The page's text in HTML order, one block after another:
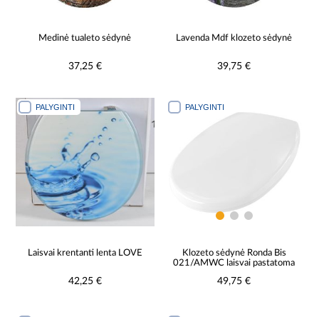
Medinė tualeto sėdynė
37,25 €
Lavenda Mdf klozeto sėdynė
39,75 €
PALYGINTI
Laisvai krentanti lenta LOVE
42,25 €
PALYGINTI
Klozeto sėdynė Ronda Bis
021/AMWC laisvai pastatoma
49,75 €